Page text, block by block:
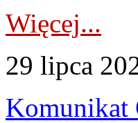
Więcej...
29 lipca
Komunikat